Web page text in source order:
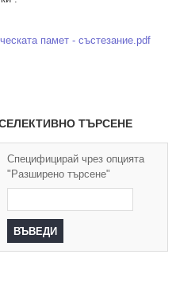
памет - състезание.pdf
ТЪРСЕНЕ
Специфицирай чрез опцията
"Разширено търсене"